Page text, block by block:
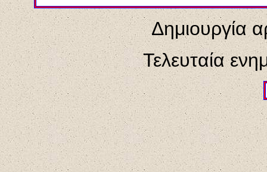
Δημιουργία
Τελευταία